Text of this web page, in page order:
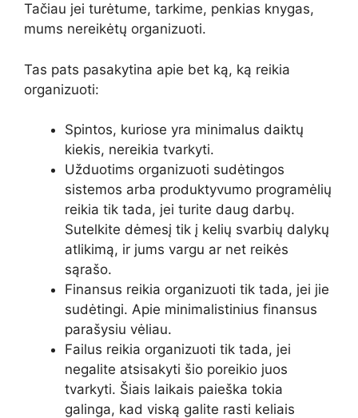
Tačiau jei turėtume, tarkime, penkias knygas,
mums nereikėtų organizuoti.
Tas pats pasakytina apie bet ką, ką reikia
organizuoti:
Spintos, kuriose yra minimalus daiktų
kiekis, nereikia tvarkyti.
Užduotims organizuoti sudėtingos
sistemos arba produktyvumo programėlių
reikia tik tada, jei turite daug darbų.
Sutelkite dėmesį tik į kelių svarbių dalykų
atlikimą, ir jums vargu ar net reikės
sąrašo.
Finansus reikia organizuoti tik tada, jei jie
sudėtingi. Apie minimalistinius finansus
parašysiu vėliau.
Failus reikia organizuoti tik tada, jei
negalite atsisakyti šio poreikio juos
tvarkyti. Šiais laikais paieška tokia
galinga, kad viską galite rasti keliais